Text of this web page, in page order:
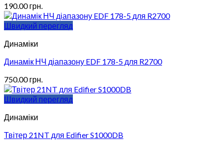
190.00грн.
Швидкий перегляд
Динаміки
Динамік НЧ діапазону EDF 178-5 для R2700
750.00грн.
Швидкий перегляд
Динаміки
Твітер 21NT для Edifier S1000DB